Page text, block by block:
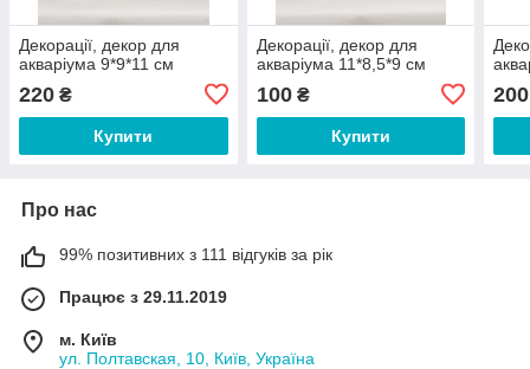
Декорації, декор для
акваріума 9*9*11 см
220 ₴
Купити
Декорації, декор для
акваріума 11*8,5*9 см
100₴
Купити
200
Про нас
99% позитивних з 111 відгуків за рік
Працює з 29.11.2019
м. Київ
ул. Полтавская, 10, Київ, Україна